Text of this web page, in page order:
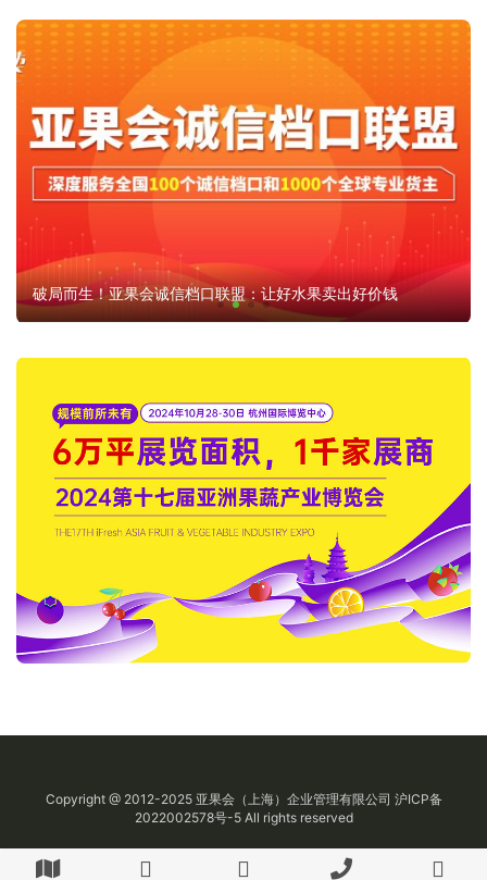
破局而生！亚果会诚信档口联盟：让好水果卖出好价钱
Copyright @ 2012-2025 亚果会（上海）企业管理有限公司 沪ICP备
2022002578号-5All rights reserved